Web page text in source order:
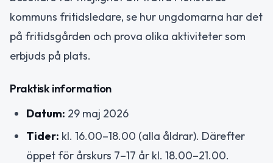
kommuns fritidsledare, se hur ungdomarna har det
på fritidsgården och prova olika aktiviteter som
erbjuds på plats.
Praktisk information
Datum: 29 maj 2026
Tider: kl. 16.00–18.00 (alla åldrar). Därefter
öppet för årskurs 7–17 år kl. 18.00–21.00.